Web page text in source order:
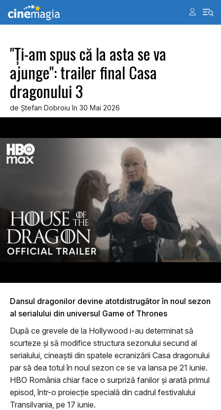
"Ţi-am spus că la asta se va
ajunge": trailer final Casa
dragonului 3
de Ştefan Dobroiu în 30 Mai 2026
Dansul dragonilor devine atotdistrugător în noul sezon
al serialului din universul Game of Thrones
După ce grevele de la Hollywood i-au determinat să
scurteze şi să modifice structura sezonului secund al
serialului, cineaştii din spatele ecranizării Casa dragonului
par să dea totul în noul sezon ce se va lansa pe 21 iunie.
HBO România chiar face o surpriză fanilor şi arată primul
episod, într-o proiecţie specială din cadrul festivalului
Transilvania, pe 17 iunie.